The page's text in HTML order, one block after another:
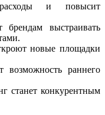
расходы и повысит
брендам выстраивать
новые площадки
возможность раннего
станет конкурентным